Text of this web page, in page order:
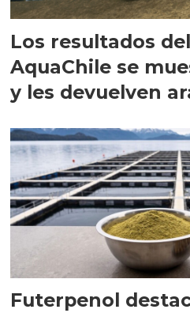
Los resultados
AquaChile se
y les devuelven
Futerpenol